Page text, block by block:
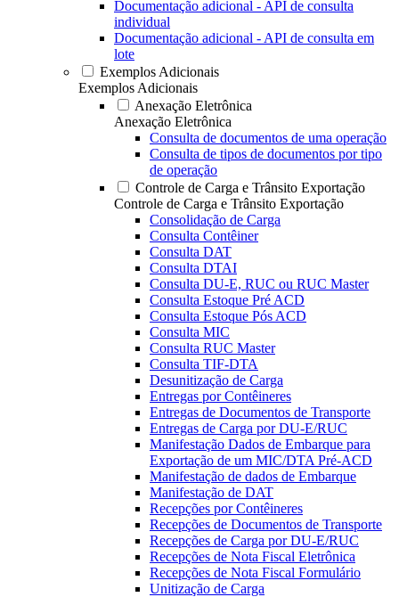
Documentação adicional - API de consulta
individual
Documentação adicional - API de consulta em
lote
Exemplos Adicionais
Exemplos Adicionais
Anexação Eletrônica
Anexação Eletrônica
Consulta de documentos de uma operação
Consulta de tipos de documentos por tipo
de operação
Controle de Carga e Trânsito Exportação
Controle de Carga e Trânsito Exportação
Consolidação de Carga
Consulta Contêiner
Consulta DAT
Consulta DTAI
Consulta DU-E, RUC ou RUC Master
Consulta Estoque Pré ACD
Consulta Estoque Pós ACD
Consulta MIC
Consulta RUC Master
Consulta TIF-DTA
Desunitização de Carga
Entregas por Contêineres
Entregas de Documentos de Transporte
Entregas de Carga por DU-E/RUC
Manifestação Dados de Embarque para
Exportação de um MIC/DTA Pré-ACD
Manifestação de dados de Embarque
Manifestação de DAT
Recepções por Contêineres
Recepções de Documentos de Transporte
Recepções de Carga por DU-E/RUC
Recepções de Nota Fiscal Eletrônica
Recepções de Nota Fiscal Formulário
Unitização de Carga